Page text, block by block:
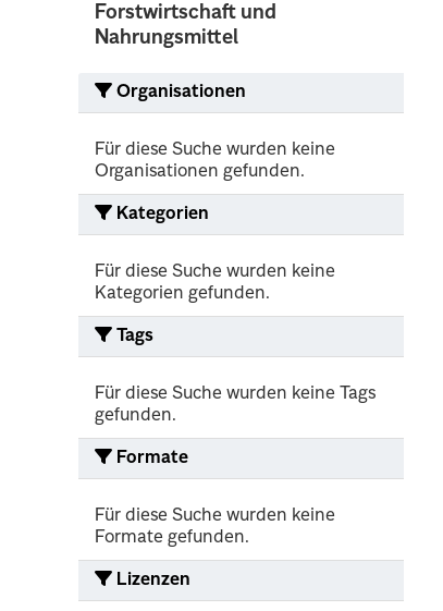
Forstwirtschaft und
Nahrungsmittel
Organisationen
Für diese Suche wurden keine
Organisationen gefunden.
Kategorien
Für diese Suche wurden keine
Kategorien gefunden.
Tags
Für diese Suche wurden keine Tags
gefunden.
Formate
Für diese Suche wurden keine
Formate gefunden.
Lizenzen